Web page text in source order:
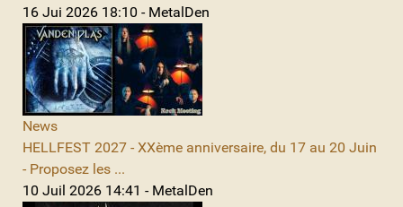
16 Jui 2026 18:10 - MetalDen
News
HELLFEST 2027 - XXème anniversaire, du 17 au 20 Juin
- Proposez les ...
10 Juil 2026 14:41 - MetalDen